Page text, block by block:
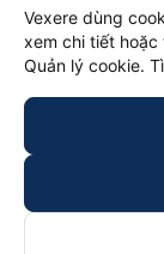
Vexere dùng
xem chi tiết
Quản lý cookie.